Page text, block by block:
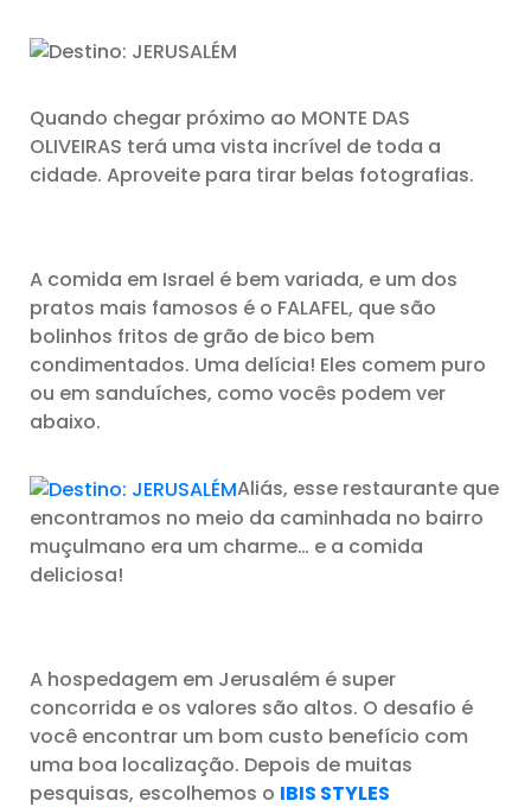
Quando chegar próximo ao MONTE DAS
OLIVEIRAS terá uma vista incrível de toda a
cidade. Aproveite para tirar belas fotografias.
A comida em Israel é bem variada, e um dos
pratos mais famosos é o FALAFEL, que são
bolinhos fritos de grão de bico bem
condimentados. Uma delícia! Eles comem puro
ou em sanduíches, como vocês podem ver
abaixo.
Aliás, esse restaurante que
encontramos no meio da caminhada no bairro
muçulmano era um charme… e a comida
deliciosa!
A hospedagem em Jerusalém é super
concorrida e os valores são altos. O desafio é
você encontrar um bom custo benefício com
uma boa localização. Depois de muitas
pesquisas, escolhemos o IBIS STYLES